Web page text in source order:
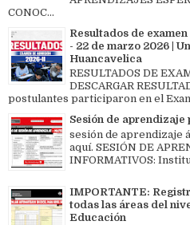
CONOC...
Resultados de
- 22 de marzo 2026 |
Huancavelica
RESULTADOS DE
DESCARGAR
postulantes participaron en el
Sesión de
sesión de aprendizaje
aquí. SESIÓN DE
INFORMATIVOS:
IMPORTANTE:
todas las áreas del
Educación